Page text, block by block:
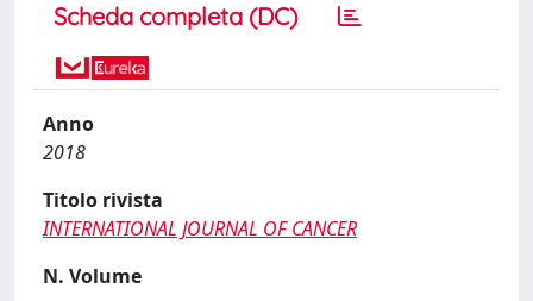
Scheda completa (DC)
Anno
2018
Titolo rivista
INTERNATIONAL JOURNAL OF CANCER
N. Volume